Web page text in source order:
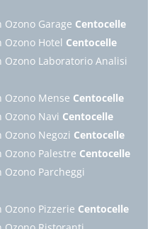
Garage Centocelle
Ozono Hotel Centocelle
Ozono Laboratorio Analisi
Ozono Mense Centocelle
Ozono Navi Centocelle
Ozono Negozi Centocelle
Ozono Palestre Centocelle
Parcheggi
Ozono Pizzerie Centocelle